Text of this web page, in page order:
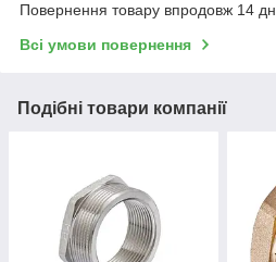
Повернення товару впродовж 14
Всі умови повернення
Подібні товари компанії